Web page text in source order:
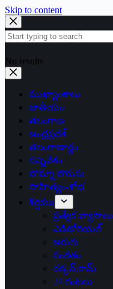
Skip to content
No results
ముఖ్యాంశాలు
జాతీయం
తెలంగాణ
ఆంధ్రప్రదేశ్
తెలంగాణార్థం
సన్నివేశం
బొమ్మా బొరుసు
సాహిత్యం-శోభ
శీర్షికలు
ప్రత్యేక వ్యాసాలు
ఎడిటోరియల్
అరుగు
సంకేతం
దక్కన్.కామ్
24 గంటలు